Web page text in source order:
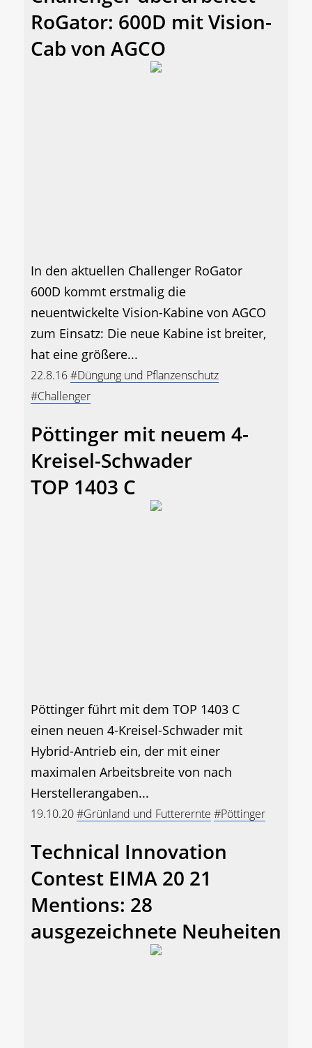
RoGator: 600D mit Vision-
Cab von AGCO
In den aktuellen Challenger RoGator
600D kommt erstmalig die
neuentwickelte Vision-Kabine von AGCO
zum Einsatz: Die neue Kabine ist breiter,
hat eine größere...
22.8.16#Düngung und Pflanzenschutz
#Challenger
Pöttinger mit neuem 4-
Kreisel-Schwader
TOP 1403 C
Pöttinger führt mit dem TOP 1403 C
einen neuen 4-Kreisel-Schwader mit
Hybrid-Antrieb ein, der mit einer
maximalen Arbeitsbreite von nach
Herstellerangaben...
19.10.20#Grünland und Futterernte #Pöttinger
Technical Innovation
Contest EIMA 20 21
Mentions: 28
ausgezeichnete Neuheiten